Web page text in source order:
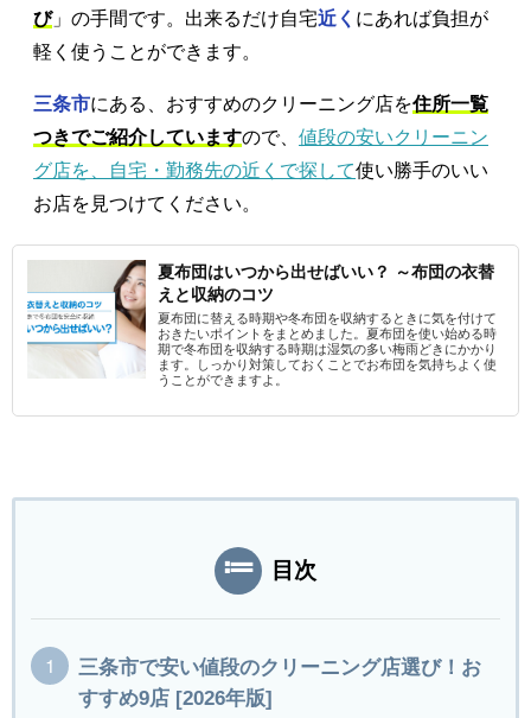
び」の手間です。出来るだけ自宅近く にあれば負担が
軽く使うことができます。
三条市にある、おすすめのクリーニング店を住所一覧
つきでご紹介していますので、 値段の安いクリーニン
グ店を、自宅・勤務先の近くで探して使い勝手のいい
お店を見つけてください。
夏布団はいつから出せばいい？ ～布団の衣替
えと収納のコツ
夏布団に替える時期や冬布団を収納するときに気を付けて
おきたいポイントをまとめました。夏布団を使い始める時
期で冬布団を収納する時期は湿気の多い梅雨どきにかかり
ます。しっかり対策しておくことでお布団を気持ちよく使
うことができますよ。
目次
三条市で安い値段のクリーニング店選び！お
すすめ9店 [2026年版]